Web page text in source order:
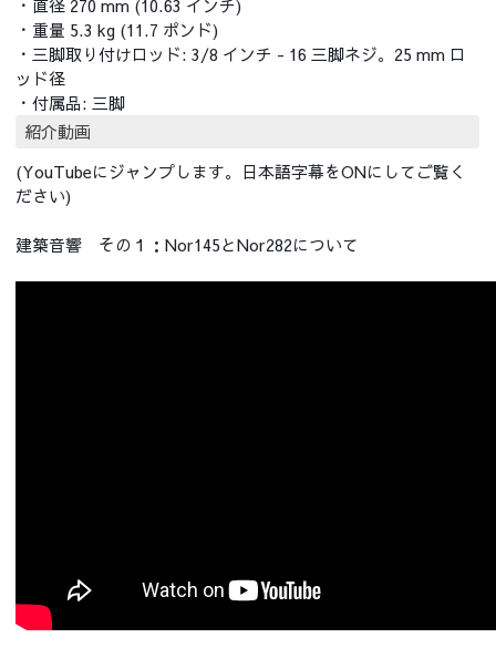
・直径 270 mm (10.63 インチ)
・重量 5.3 kg (11.7 ポンド)
・三脚取り付けロッド: 3/8 インチ - 16 三脚ネジ。25 mm ロ
ッド径
・付属品: 三脚
紹介動画
(YouTubeにジャンプします。日本語字幕をONにしてご覧く
ださい)
建築音響 その１：Nor145とNor282について